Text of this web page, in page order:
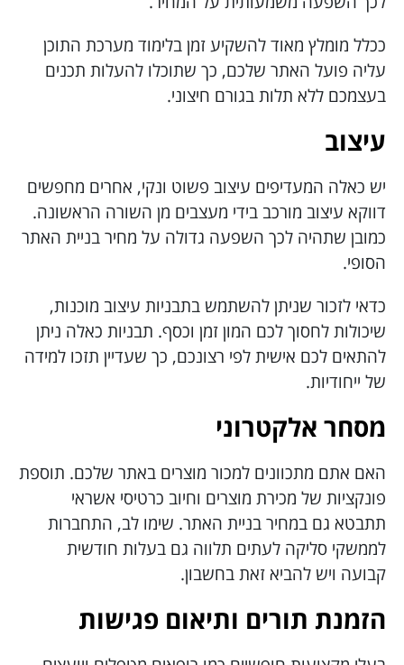
ככלל מומלץ מאוד להשקיע זמן בלימוד מערכת התוכן
עליה פועל האתר שלכם, כך שתוכלו להעלות תכנים
בעצמכם ללא תלות בגורם חיצוני.
עיצוב
יש כאלה המעדיפים עיצוב פשוט ונקי, אחרים מחפשים
דווקא עיצוב מורכב בידי מעצבים מן השורה הראשונה.
כמובן שתהיה לכך השפעה גדולה על מחיר בניית האתר
הסופי.
כדאי לזכור שניתן להשתמש בתבניות עיצוב מוכנות,
שיכולות לחסוך לכם המון זמן וכסף. תבניות כאלה ניתן
להתאים לכם אישית לפי רצונכם, כך שעדיין תזכו למידה
של ייחודיות.
מסחר אלקטרוני
האם אתם מתכוונים למכור מוצרים באתר שלכם. תוספת
פונקציות של מכירת מוצרים וחיוב כרטיסי אשראי
תתבטא גם במחיר בניית האתר. שימו לב, התחברות
לממשקי סליקה לעתים תלווה גם בעלות חודשית
קבועה ויש להביא זאת בחשבון.
הזמנת תורים ותיאום פגישות